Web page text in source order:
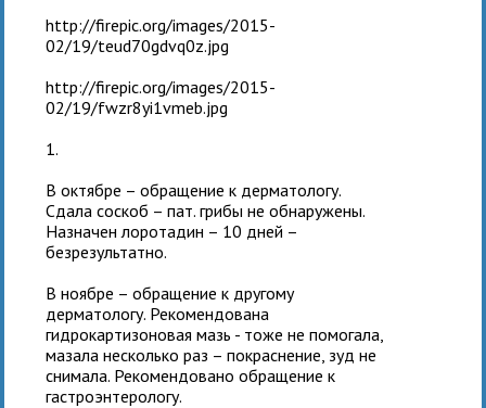
http://firepic.org/images/2015-
02/19/teud70gdvq0z.jpg
http://firepic.org/images/2015-
02/19/fwzr8yi1vmeb.jpg
1.
В октябре – обращение к дерматологу.
Сдала соскоб – пат. грибы не обнаружены.
Назначен лоротадин – 10 дней –
безрезультатно.
В ноябре – обращение к другому
дерматологу. Рекомендована
гидрокартизоновая мазь - тоже не помогала,
мазала несколько раз – покраснение, зуд не
снимала. Рекомендовано обращение к
гастроэнтерологу.